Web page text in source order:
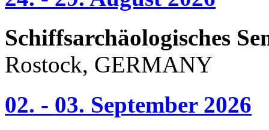
Schiffsarchäologisches
Rostock, GERMANY
02. - 03. September 2026